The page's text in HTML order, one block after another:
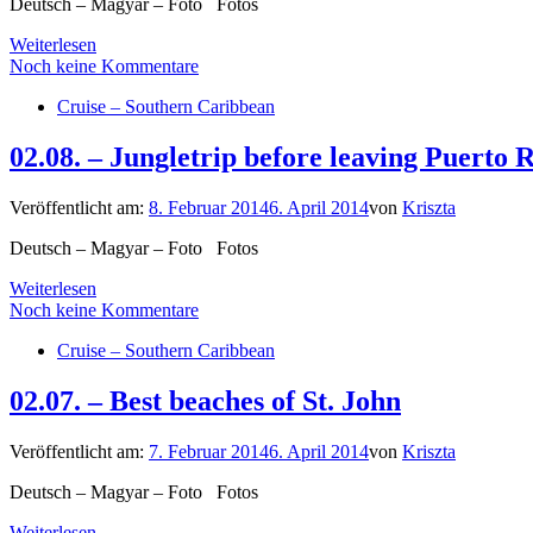
Weiterlesen
Noch keine Kommentare
Cruise – Southern Caribbean
02.08. – Jungletrip before leaving Puerto
Veröffentlicht am: 8. Februar 20146. April 2014von Kriszta
Deutsch – Magyar – Foto Fotos
Weiterlesen
Noch keine Kommentare
Cruise – Southern Caribbean
02.07. – Best beaches of St. John
Veröffentlicht am: 7. Februar 20146. April 2014von Kriszta
Deutsch – Magyar – Foto Fotos